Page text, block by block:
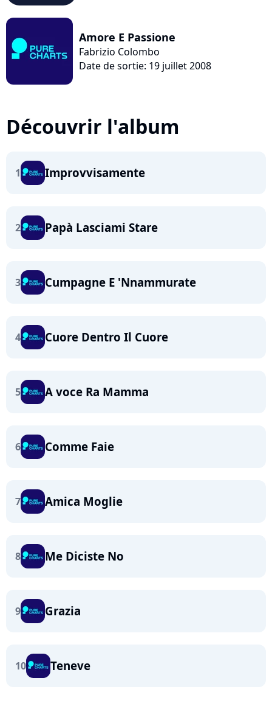
Amore E Passione
Fabrizio Colombo
Date de sortie: 19 juillet 2008
Découvrir l'album
1 Improvvisamente
2 Papà Lasciami Stare
3 Cumpagne E 'Nnammurate
4 Cuore Dentro Il Cuore
5 A voce Ra Mamma
6 Comme Faie
7 Amica Moglie
8 Me Diciste No
9 Grazia
10 Teneve